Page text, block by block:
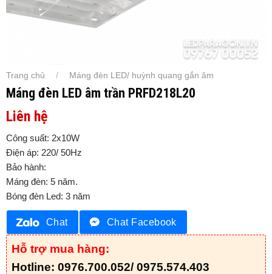
Trang chủ / Máng đèn LED/ huỳnh quang gắn âm
Máng đèn LED âm trần PRFD218L20
Liên hệ
Công suất: 2x10W
Điện áp: 220/ 50Hz
Bảo hành:
Máng đèn: 5 năm.
Bóng đèn Led: 3 năm
Chat Chat Facebook
Hỗ trợ mua hàng:
Hotline: 0976.700.052/ 0975.574.403